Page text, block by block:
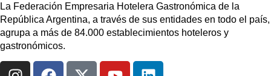
La Federación Empresaria Hotelera Gastronómica de la
República Argentina, a través de sus entidades en todo el país,
agrupa a más de 84.000 establecimientos hoteleros y
gastronómicos.